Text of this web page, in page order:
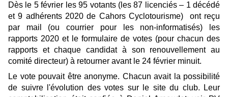
Dès le 5 février les 95 votants (les 87 licenciés – 1 décédé
et 9 adhérents 2020 de Cahors Cyclotourisme) ont reçu
par mail (ou courrier pour les non-informatisés) les
rapports 2020 et le formulaire de votes (pour chacun des
rapports et chaque candidat à son renouvellement au
comité directeur) à retourner avant le 24 février minuit.
Le vote pouvait être anonyme. Chacun avait la possibilité
de suivre l'évolution des votes sur le site du club. Leur